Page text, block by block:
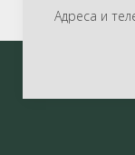
Адреса и